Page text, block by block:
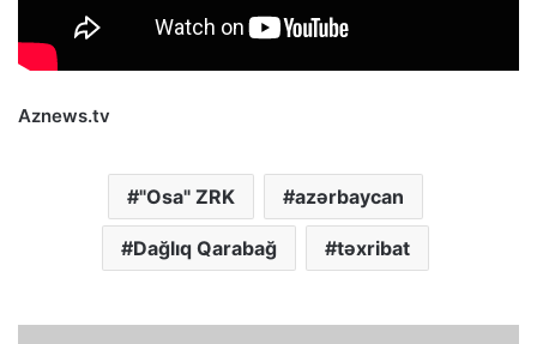
Aznews.tv
"Osa" ZRK azərbaycan
Dağlıq Qarabağ təxribat